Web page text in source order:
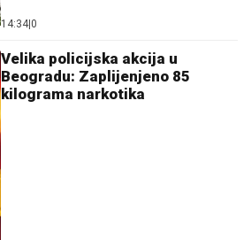
14:34|0
Velika policijska akcija u
Beogradu: Zaplijenjeno 85
kilograma narkotika